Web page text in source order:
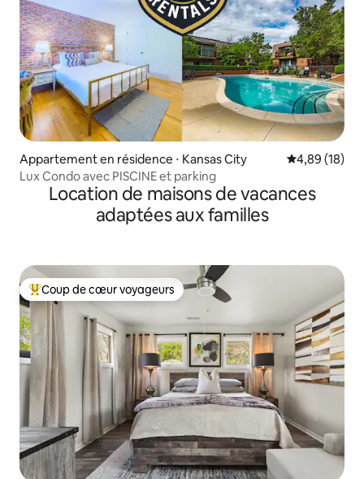
Appartement en résidence ⋅ Kansas City Évaluation
4,89 (18)
Lux Condo avec PISCINE et parking
Location de maisons de vacances
adaptées aux familles
Coups de cœur voyageurs les plus appréciés
Coup de cœur voyageurs